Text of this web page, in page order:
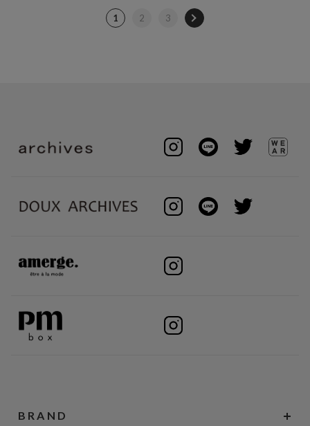
1 2 3
BRAND